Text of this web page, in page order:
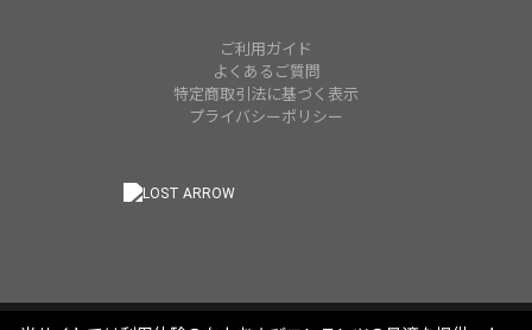
ご利用ガイド
よくあるご質問
特定商取引法に基づく表示
プライバシーポリシー